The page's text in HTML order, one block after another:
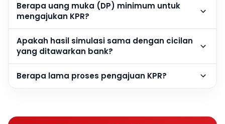
Berapa uang muka (DP) minimum untuk
mengajukan KPR?
Apakah hasil simulasi sama dengan cicilan
yang ditawarkan bank?
Berapa lama proses pengajuan KPR?